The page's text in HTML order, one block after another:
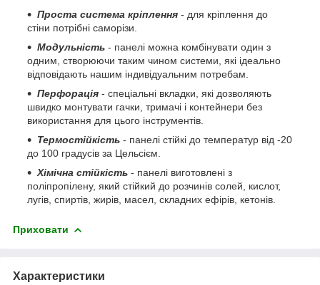
Проста система кріплення - для кріплення до
стіни потрібні саморізи.
Модульність - панелі можна комбінувати один з
одним, створюючи таким чином системи, які ідеально
відповідають нашим індивідуальним потребам.
Перфорація - спеціальні вкладки, які дозволяють
швидко монтувати гачки, тримачі і контейнери без
використання для цього інструментів.
Термостійкість - панелі стійкі до температур від -20
до 100 градусів за Цельсієм.
Хімічна стійкість - панелі виготовлені з
поліпропілену, який стійкий до розчинів солей, кислот,
лугів, спиртів, жирів, масел, складних ефірів, кетонів.
Приховати
Характеристики